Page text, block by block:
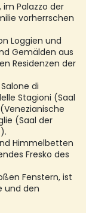
Palazzo der
vorherrschen
Loggien und
Gemälden aus
Residenzen der
di
Stagioni (Saal
(Saal der
Himmelbetten
Fresko des
Fenstern, ist
und den